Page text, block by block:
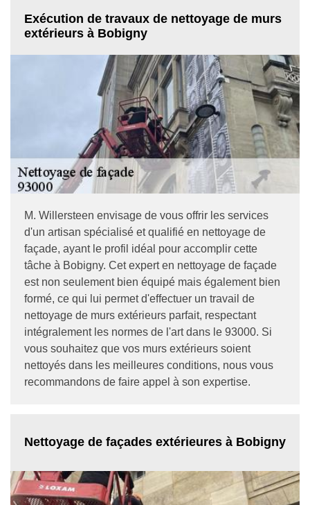
Exécution de travaux de nettoyage de murs
extérieurs à Bobigny
M. Willersteen envisage de vous offrir les services
d'un artisan spécialisé et qualifié en nettoyage de
façade, ayant le profil idéal pour accomplir cette
tâche à Bobigny. Cet expert en nettoyage de façade
est non seulement bien équipé mais également bien
formé, ce qui lui permet d'effectuer un travail de
nettoyage de murs extérieurs parfait, respectant
intégralement les normes de l'art dans le 93000. Si
vous souhaitez que vos murs extérieurs soient
nettoyés dans les meilleures conditions, nous vous
recommandons de faire appel à son expertise.
Nettoyage de façades extérieures à Bobigny